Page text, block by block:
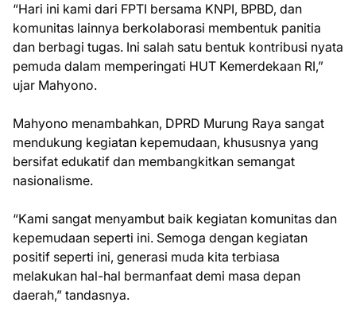
“Hari ini kami dari FPTI bersama KNPI, BPBD, dan
komunitas lainnya berkolaborasi membentuk panitia
dan berbagi tugas. Ini salah satu bentuk kontribusi nyata
pemuda dalam memperingati HUT Kemerdekaan RI,”
ujar Mahyono.
Mahyono menambahkan, DPRD Murung Raya sangat
mendukung kegiatan kepemudaan, khususnya yang
bersifat edukatif dan membangkitkan semangat
nasionalisme.
“Kami sangat menyambut baik kegiatan komunitas dan
kepemudaan seperti ini. Semoga dengan kegiatan
positif seperti ini, generasi muda kita terbiasa
melakukan hal-hal bermanfaat demi masa depan
daerah,” tandasnya.